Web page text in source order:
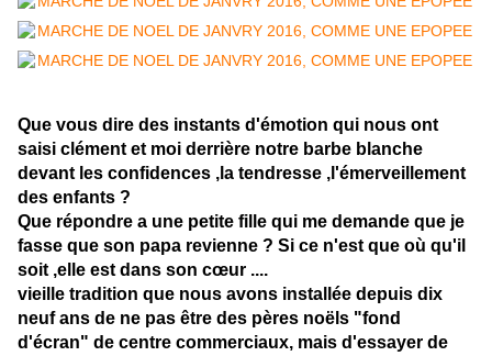
Que vous dire des instants d'émotion qui nous ont
saisi clément et moi derrière notre barbe blanche
devant les confidences ,la tendresse ,l'émerveillement
des enfants ?
Que répondre a une petite fille qui me demande que je
fasse que son papa revienne ? Si ce n'est que où qu'il
soit ,elle est dans son cœur ....
vieille tradition que nous avons installée depuis dix
neuf ans de ne pas être des pères noëls "fond
d'écran" de centre commerciaux, mais d'essayer de